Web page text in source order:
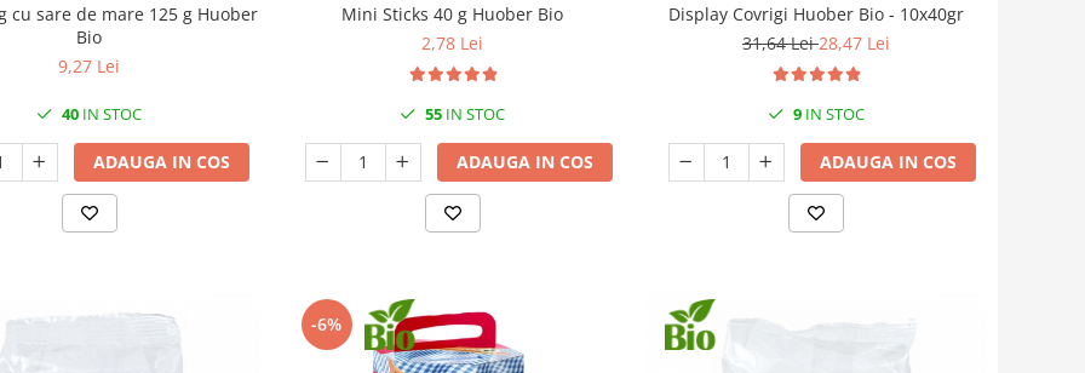
cu sare de mare 125 g Huober
Bio
9,27 Lei
40 IN STOC
ADAUGA IN COS
Mini Sticks 40 g Huober Bio
2,78 Lei
55 IN STOC
ADAUGA IN COS
Display Covrigi Huober Bio - 10x40gr
31,64 Lei28,47 Lei
9IN STOC
ADAUGA IN COS
-6%